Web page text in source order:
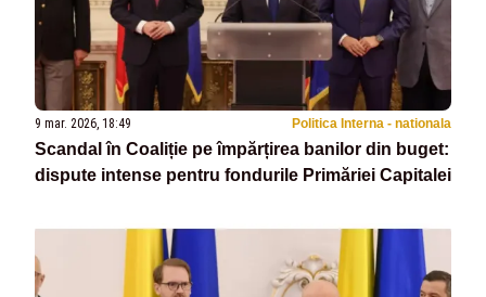
9 mar. 2026, 18:49 Politica Interna - nationala
Scandal în Coaliție pe împărțirea banilor din buget:
dispute intense pentru fondurile Primăriei Capitalei